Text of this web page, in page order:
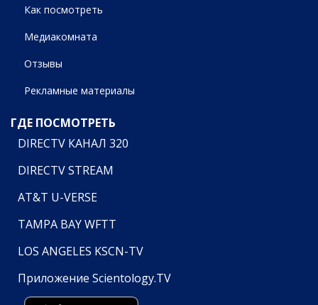
Как посмотреть
Медиакомната
Отзывы
Рекламные материалы
ГДЕ ПОСМОТРЕТЬ
DIRECTV КАНАЛ 320
DIRECTV STREAM
AT&T U-VERSE
TAMPA BAY WFTT
LOS ANGELES KSCN-TV
Приложение Scientology.TV